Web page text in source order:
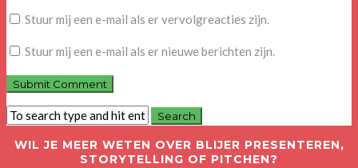
Stuur mij een e-mail als er vervolgreacties zijn.
Stuur mij een e-mail als er nieuwe berichten zijn.
WIL JE MEER WETEN OVER BLIJER PRESENTEREN,
STORYTELLING OF PITCHEN?